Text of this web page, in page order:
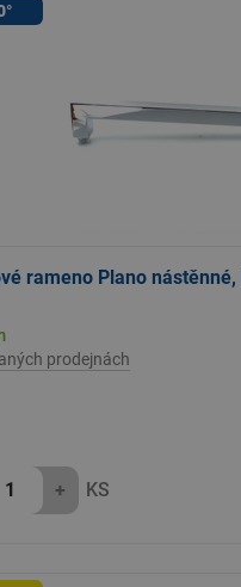
rameno Plano
prodejnách
+ KS